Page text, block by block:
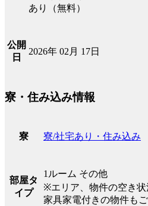
あり（無料）
公開
日
2026年 02月 17日
寮・住み込み情報
寮 寮/社宅あり・住み込み
部屋タ
イプ
1ルーム その他
※エリア、物件の空き状
家具家電付きの物件も